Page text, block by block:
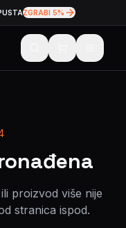
ZGRABI 5%
proizvod više nije
stranica ispod.